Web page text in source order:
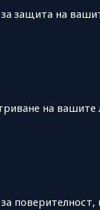
защита на
на вашите
поверителност,